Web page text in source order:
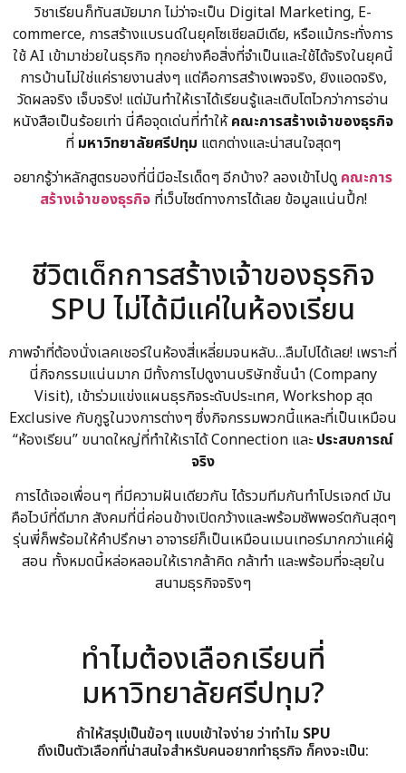
วิชาเรียนก็ทันสมัยมาก ไม่ว่าจะเป็น Digital Marketing, E-
commerce, การสร้างแบรนด์ในยุคโซเชียลมีเดีย, หรือแม้กระทั่งการ
ใช้ AI เข้ามาช่วยในธุรกิจ ทุกอย่างคือสิ่งที่จำเป็นและใช้ได้จริงในยุคนี้
การบ้านไม่ใช่แค่รายงานส่งๆ แต่คือการสร้างเพจจริง, ยิงแอดจริง,
วัดผลจริง เจ็บจริง! แต่มันทำให้เราได้เรียนรู้และเติบโตไวกว่าการอ่าน
หนังสือเป็นร้อยเท่า นี่คือจุดเด่นที่ทำให้คณะการสร้างเจ้าของธุรกิจ
ที่ มหาวิทยาลัยศรีปทุม แตกต่างและน่าสนใจสุดๆ
อยากรู้ว่าหลักสูตรของที่นี่มีอะไรเด็ดๆ อีกบ้าง? ลองเข้าไปดูคณะการ
สร้างเจ้าของธุรกิจที่เว็บไซต์ทางการได้เลย ข้อมูลแน่นปึ้ก!
ชีวิตเด็กการสร้างเจ้าของธุรกิจ
SPU ไม่ได้มีแค่ในห้องเรียน
ภาพจำที่ต้องนั่งเลคเชอร์ในห้องสี่เหลี่ยมจนหลับ…ลืมไปได้เลย! เพราะที่
นี่กิจกรรมแน่นมาก มีทั้งการไปดูงานบริษัทชั้นนำ (Company
Visit), เข้าร่วมแข่งแผนธุรกิจระดับประเทศ, Workshop สุด
Exclusive กับกูรูในวงการต่างๆ ซึ่งกิจกรรมพวกนี้แหละที่เป็นเหมือน
“ห้องเรียน” ขนาดใหญ่ที่ทำให้เราได้ Connection และประสบการณ์
จริง
การได้เจอเพื่อนๆ ที่มีความฝันเดียวกัน ได้รวมทีมกันทำโปรเจกต์ มัน
คือไวบ์ที่ดีมาก สังคมที่นี่ค่อนข้างเปิดกว้างและพร้อมซัพพอร์ตกันสุดๆ
รุ่นพี่ก็พร้อมให้คำปรึกษา อาจารย์ก็เป็นเหมือนเมนเทอร์มากกว่าแค่ผู้
สอน ทั้งหมดนี้หล่อหลอมให้เรากล้าคิด กล้าทำ และพร้อมที่จะลุยใน
สนามธุรกิจจริงๆ
ทำไมต้องเลือกเรียนที่
มหาวิทยาลัยศรีปทุม?
ถ้าให้สรุปเป็นข้อๆ แบบเข้าใจง่าย ว่าทำไม SPU
ถึงเป็นตัวเลือกที่น่าสนใจสำหรับคนอยากทำธุรกิจ ก็คงจะเป็น: